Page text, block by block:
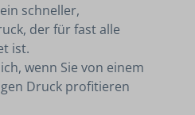
schneller,
der für fast alle
ist.
wenn Sie von einem
Druck profitieren